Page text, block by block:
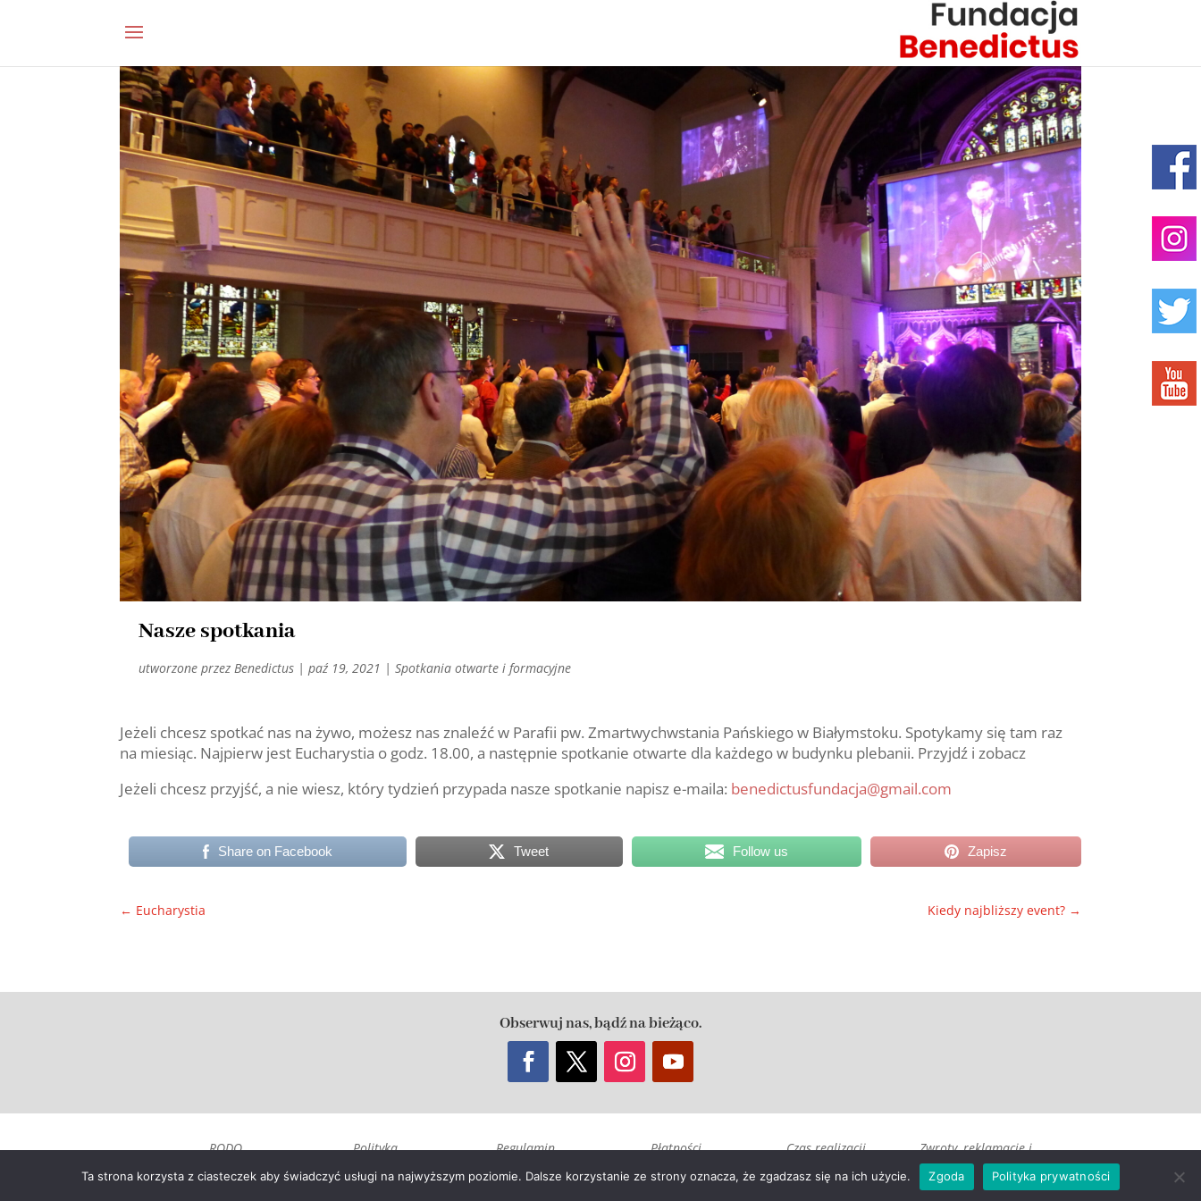
Nasze spotkania
utworzone przezBenedictus |paź 19, 2021 |Spotkania otwarte i formacyjne
Jeżeli chcesz spotkać nas na żywo, możesz nas znaleźć w Parafii pw. Zmartwychwstania Pańskiego w Białymstoku. Spotykamy się tam raz
na miesiąc. Najpierw jest Eucharystia o godz. 18.00, a następnie spotkanie otwarte dla każdego w budynku plebanii. Przyjdź i zobacz
Jeżeli chcesz przyjść, a nie wiesz, który tydzień przypada nasze spotkanie napisz e-maila: benedictusfundacja@gmail.com
Share on Facebook Tweet Follow us Zapisz
← Eucharystia Kiedy najbliższy event?→
Obserwuj nas, bądź na bieżąco.
RODO
Polityka
prywatności
Regulamin
Sklepu
Płatności
Czas realizacji
i wysyłka
Zwroty, reklamacje i
odstąpienie umowy
Ta strona korzysta z ciasteczek aby świadczyć usługi na najwyższym poziomie. Dalsze korzystanie ze strony oznacza, że zgadzasz się na ich użycie. Zgoda Polityka prywatności